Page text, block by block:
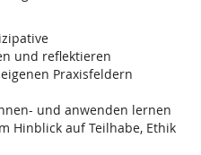
und reflektieren
Praxisfeldern
und anwenden lernen
Hinblick auf Teilhabe, Ethik